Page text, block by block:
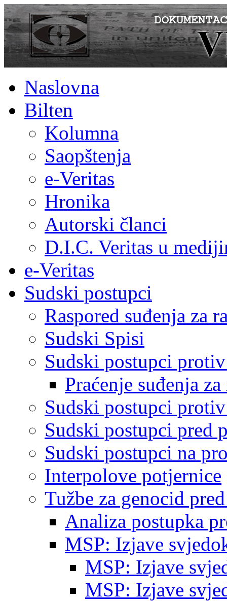
Naslovna
Bilten
Kolumna
Saopštenja
e-Veritas
Hronika
Autorski članci
D.I.C. Veritas u
e-Veritas
Sudski postupci
Raspored suđenja za
Sudski Spisi
Sudski postupci
Praćenje suđenja
Sudski postupci
Sudski postupci pred
Sudski postupci na
Interpolove potjernice
Tužbe za genocid
Analiza postupka
MSP: Izjave
MSP: Izjave
MSP: Izjave